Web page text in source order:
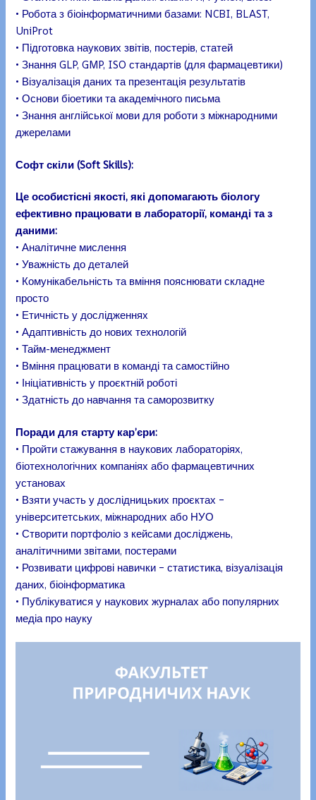
• Робота з біоінформатичними базами: NCBI, BLAST,
UniProt
• Підготовка наукових звітів, постерів, статей
• Знання GLP, GMP, ISO стандартів (для фармацевтики)
• Візуалізація даних та презентація результатів
• Основи біоетики та академічного письма
• Знання англійської мови для роботи з міжнародними
джерелами
Софт скіли (Soft Skills):
Це особистісні якості, які допомагають біологу
ефективно працювати в лабораторії, команді та з
даними:
• Аналітичне мислення
• Уважність до деталей
• Комунікабельність та вміння пояснювати складне
просто
• Етичність у дослідженнях
• Адаптивність до нових технологій
• Тайм-менеджмент
• Вміння працювати в команді та самостійно
• Ініціативність у проєктній роботі
• Здатність до навчання та саморозвитку
Поради для старту кар’єри:
• Пройти стажування в наукових лабораторіях,
біотехнологічних компаніях або фармацевтичних
установах
• Взяти участь у дослідницьких проєктах –
університетських, міжнародних або НУО
• Створити портфоліо з кейсами досліджень,
аналітичними звітами, постерами
• Розвивати цифрові навички – статистика, візуалізація
даних, біоінформатика
• Публікуватися у наукових журналах або популярних
медіа про науку